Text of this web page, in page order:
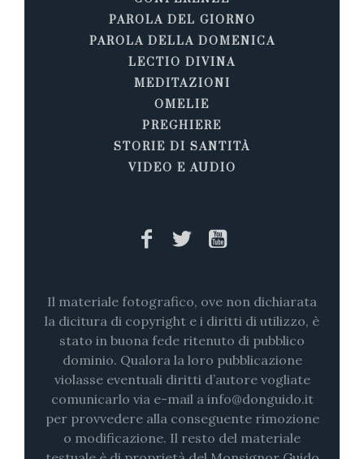
PAROLA DEL GIORNO
PAROLA DELLA DOMENICA
LECTIO DIVINA
MEDITAZIONI
OMELIE
PREGHIERE
STORIE DI SANTITÀ
VIDEO E AUDIO
Il materiale fotografico, ove non dichiarata
la dicitura di copyright e i diritti di utilizzo, è
stato in buona fede ritenuto di pubblico
dominio. Qualora la loro pubblicazione
violasse eventuali diritti d’autore vogliate
comunicarlo via e-mail a info@donguido.it
per provvedere alla conseguente rimozione
o modificazione. Il resto del materiale